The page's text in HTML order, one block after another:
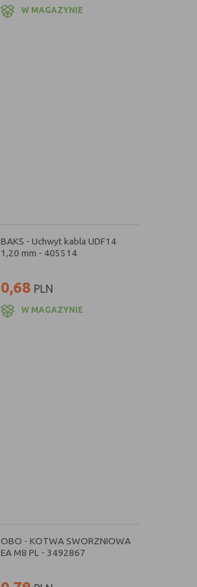
W MAGAZYNIE
BAKS - Uchwyt kabla UDF14
1,20 mm - 405514
0,68 PLN
W MAGAZYNIE
OBO - KOTWA SWORZNIOWA
EA M8 PL - 3492867